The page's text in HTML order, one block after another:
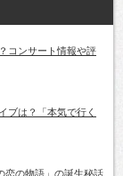
コンサート情報や評
ブは？「本気で行く
恋の物語」の誕生秘話